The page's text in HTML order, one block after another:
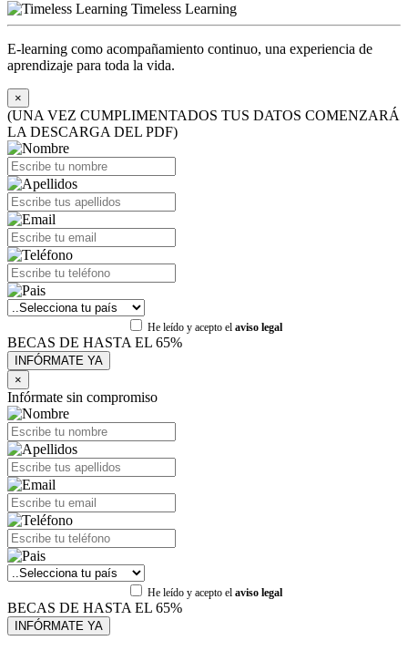
Timeless Learning
E-learning como acompañamiento continuo, una experiencia de
aprendizaje para toda la vida.
×
(UNA VEZ CUMPLIMENTADOS TUS DATOS COMENZARÁ
LA DESCARGA DEL PDF)
He leído y acepto el aviso legal
BECAS DE HASTA EL 65%
×
Infórmate sin compromiso
He leído y acepto el aviso legal
BECAS DE HASTA EL 65%